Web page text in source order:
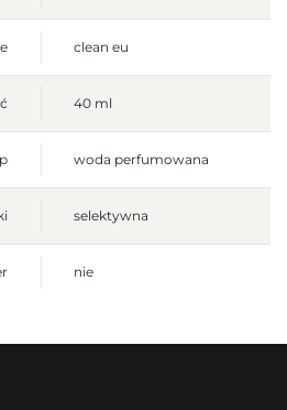
clean eu
40 ml
woda perfumowana
selektywna
nie